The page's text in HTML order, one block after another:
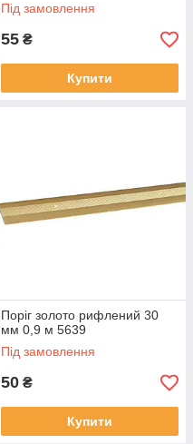
Під замовлення
55 ₴
Купити
Поріг золото рифлений 30
мм 0,9 м 5639
Під замовлення
50 ₴
Купити